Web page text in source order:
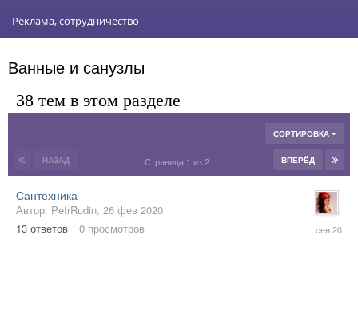
Реклама, сотрудничество
Ванные и санузлы
38 тем в этом разделе
СОРТИРОВКА
НАЗАД ВПЕРЁД
Страница 1 из 2
Сантехника
Автор: PetrRudin, 26 фев 2020
13 ответов 0 просмотров
сен